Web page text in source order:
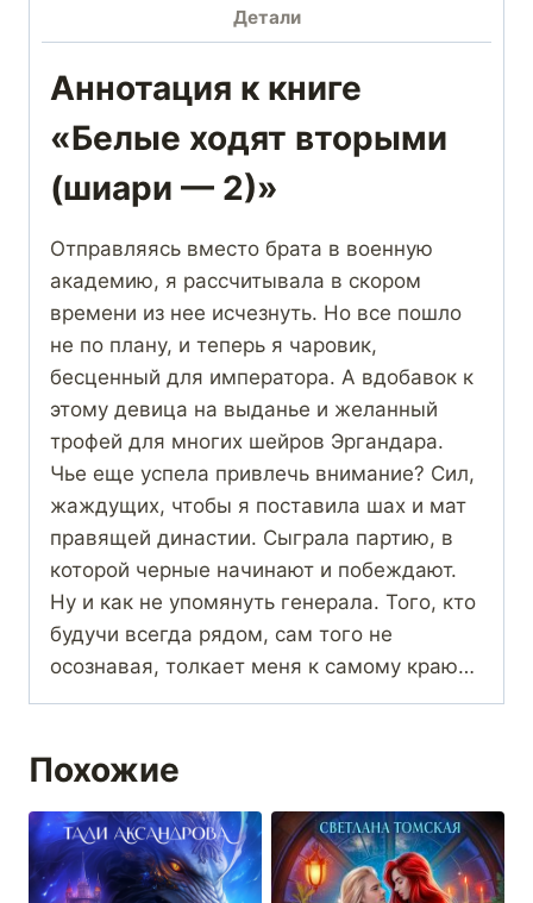
Детали
Аннотация к книге
«Белые ходят вторыми
(шиари — 2)»
Отправляясь вместо брата в военную
академию, я рассчитывала в скором
времени из нее исчезнуть. Но все пошло
не по плану, и теперь я чаровик,
бесценный для императора. А вдобавок к
этому девица на выданье и желанный
трофей для многих шейров Эргандара.
Чье еще успела привлечь внимание? Сил,
жаждущих, чтобы я поставила шах и мат
правящей династии. Сыграла партию, в
которой черные начинают и побеждают.
Ну и как не упомянуть генерала. Того, кто
будучи всегда рядом, сам того не
осознавая, толкает меня к самому краю…
Похожие